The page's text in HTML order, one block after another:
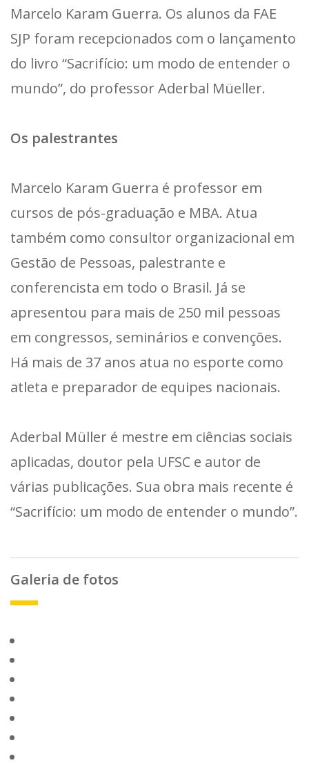
Marcelo Karam Guerra. Os alunos da FAE
SJP foram recepcionados com o lançamento
do livro “Sacrifício: um modo de entender o
mundo”, do professor Aderbal Müeller.
Os palestrantes
Marcelo Karam Guerra é professor em
cursos de pós-graduação e MBA. Atua
também como consultor organizacional em
Gestão de Pessoas, palestrante e
conferencista em todo o Brasil. Já se
apresentou para mais de 250 mil pessoas
em congressos, seminários e convenções.
Há mais de 37 anos atua no esporte como
atleta e preparador de equipes nacionais.
Aderbal Müller é mestre em ciências sociais
aplicadas, doutor pela UFSC e autor de
várias publicações. Sua obra mais recente é
“Sacrifício: um modo de entender o mundo”.
Galeria de fotos